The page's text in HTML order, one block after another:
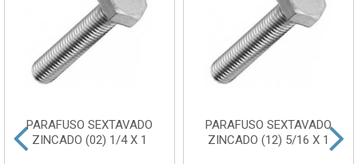
PARAFUSO SEXTAVADO
ZINCADO (02) 1/4 X 1
PARAFUSO SEXTAVADO
ZINCADO (12) 5/16 X 1